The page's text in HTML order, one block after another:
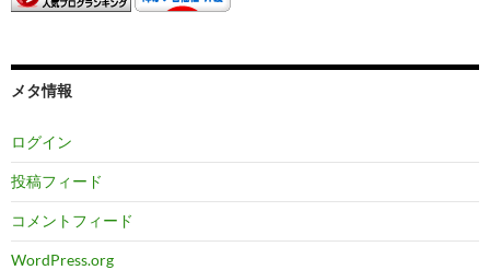
メタ情報
ログイン
投稿フィード
コメントフィード
WordPress.org